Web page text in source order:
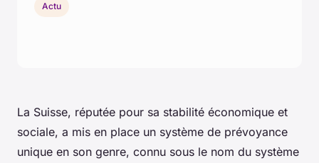
La Suisse, réputée pour sa stabilité économique et
sociale, a mis en place un système de prévoyance
unique en son genre, connu sous le nom du système
Actu